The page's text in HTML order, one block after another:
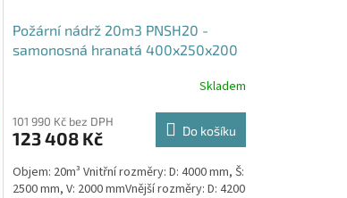
Požární nádrž 20m3 PNSH20 -
samonosná hranatá 400x250x200
Skladem
101 990 Kč bez DPH
123 408 Kč Do košíku
Objem: 20m³ Vnitřní rozměry: D: 4000 mm, Š:
2500 mm, V: 2000 mmVnější rozměry: D: 4200